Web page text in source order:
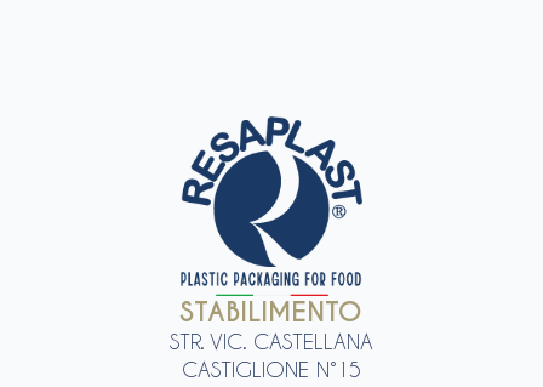
STABILIMENTO
STR. VIC. CASTELLANA
CASTIGLIONE N°15